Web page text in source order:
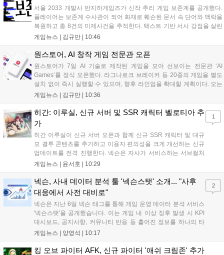
서울 2033 개발사 반지하게임즈가 신작 추리 게임 보존계를 공개했다.
플레이어는 보존계 수사관이 되어 화재로 훼손된 문서 속 단어와 맥락을
복원하고 총 8건의 미제사건을 추적한다. 텍스트 기반 서사 강점을 살린
이번 게임은 정보 조합과 사건 재구성이 핵심이며, 현재 스팀 상점 페이
개발에 박차를 가하고 있다....
게임뉴스 | 김규만 | 10:46
원스토어, AI 창작 게임 전문관 오픈
원스토어가 7일 AI 기술로 제작된 게임을 모아 선보이는 전문관 ‘AI
Games’를 정식 오픈했다. 라그나로크 브레이커 등 20종의 게임을 별도
설치 없이 즉시 실행할 수 있으며, 향후 라인업을 확대할 계획이다. 오는
11일부터는 게임 실행 시 할인 쿠폰을 지급하는 오픈 기념 이벤트도 진
있는 환경을 조성해 창작자와 이용자 모두에게 새로운 경험을 제공할 것
으로 기대된다....
게임뉴스 | 김규만 | 10:36
히간: 이루실, 신규 서버 및 SSR 캐릭터 벨로티아 추
가
히간 이루실이 신규 서버 오픈과 함께 신규 SSR 캐릭터 및 대규
모 결투 콘텐츠를 추가하고 이용자 편의성을 크게 개선하는 신규
업데이트를 전격 진행한다. 넥슨은 자사가 서비스하는 서브컬처
게임 히간 이루실에 신규 서버 'world3'을 개설하고 신규 캐릭터
이번 업데이트를 통해 어둠 속 서큐버스...
게임뉴스 | 윤서호 | 10:29
1
넥슨, 사내 데이터 분석 툴 '넥슨스탯' 소개... "사후
대응에서 사전 대비로"
넥슨은 지난 6일 넥슨 태그를 통해 게임 운영 데이터 분석 서비스
'넥슨스탯'을 공개했습니다. 이는 게임 내 이상 징후 발생 시 KPI
대시보드, 공지사항, 커뮤니티 반응 등 흩어진 정보를 하나의 타
임라인에 연결해 원인을 빠르게 파악하도록 돕는 관제 허브입니
중심의 운영 방식을 사전 대비 체계로 전환하며 데이터 기반의 효
게임뉴스 | 양영석 | 10:17
2
킹 오브 파이터 AFK, 신규 파이터 '애쉬 크림존' 추가